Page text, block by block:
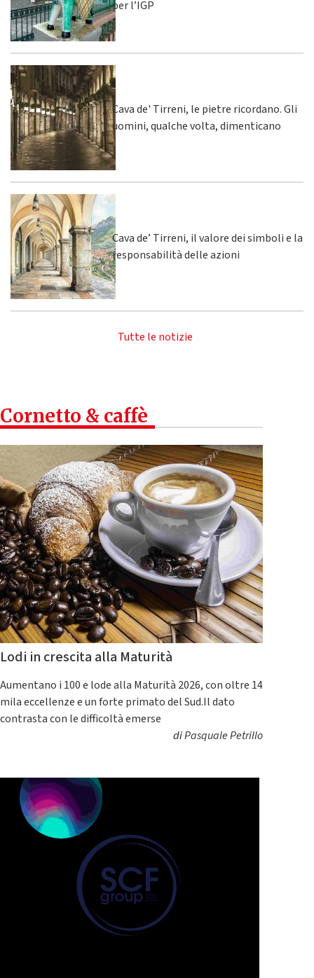
per l’IGP
Cava de' Tirreni, le pietre ricordano. Gli
uomini, qualche volta, dimenticano
Cava de’ Tirreni, il valore dei simboli e la
responsabilità delle azioni
Tutte le notizie
Cornetto & caffè
Lodi in crescita alla Maturità
Aumentano i 100 e lode alla Maturità 2026, con oltre 14
mila eccellenze e un forte primato del Sud.Il dato
contrasta con le difficoltà emerse
diPasquale Petrillo